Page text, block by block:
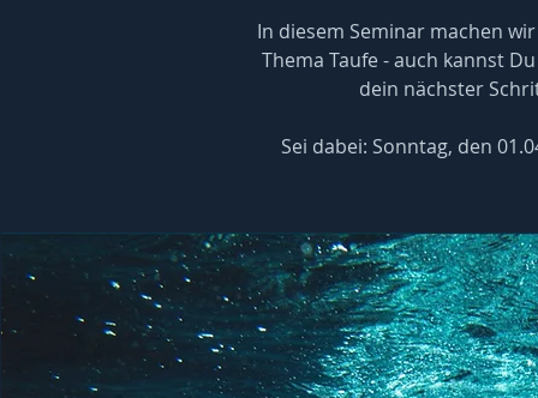
In diesem Seminar machen
Thema Taufe - auch kannst
dein nächster
Sei dabei: Sonntag, den